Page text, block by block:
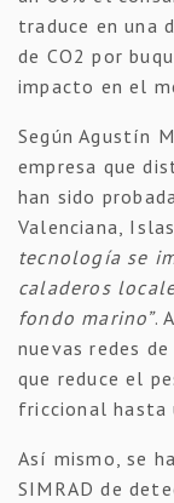
traduce en una
de CO2 por
impacto en el
Según Agustín
empresa que
han sido
Valenciana,
tecnología se
caladeros
fondo marino”.
nuevas redes
que reduce el
friccional hasta
Así mismo, se
SIMRAD de